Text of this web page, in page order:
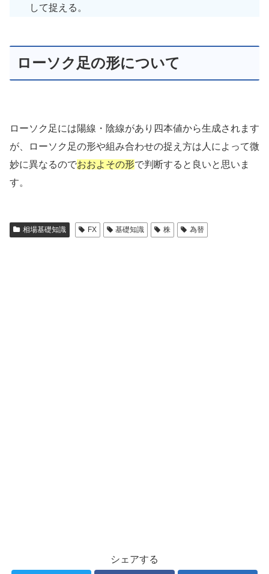
して捉える。
ローソク足の形について
ローソク足には陽線・陰線があり四本値から生成されます
が、ローソク足の形や組み合わせの捉え方は人によって微
妙に異なるのでおおよその形で判断すると良いと思いま
す。
相場基礎知識 FX 基礎知識 株 為替
シェアする